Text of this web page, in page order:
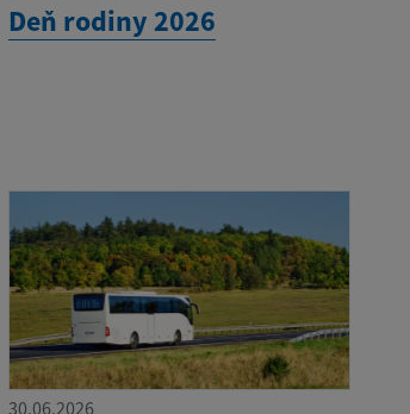
Deň rodiny 2026
30.06.2026